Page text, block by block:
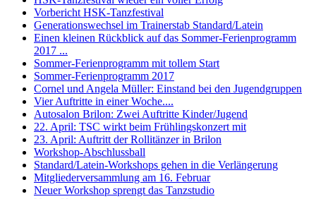
Vorbericht HSK-Tanzfestival
Generationswechsel im Trainerstab Standard/Latein
Einen kleinen Rückblick auf das Sommer-Ferienprogramm
2017 ...
Sommer-Ferienprogramm mit tollem Start
Sommer-Ferienprogramm 2017
Cornel und Angela Müller: Einstand bei den Jugendgruppen
Vier Auftritte in einer Woche....
Autosalon Brilon: Zwei Auftritte Kinder/Jugend
22. April: TSC wirkt beim Frühlingskonzert mit
23. April: Auftritt der Rollitänzer in Brilon
Workshop-Abschlussball
Standard/Latein-Workshops gehen in die Verlängerung
Mitgliederversammlung am 16. Februar
Neuer Workshop sprengt das Tanzstudio